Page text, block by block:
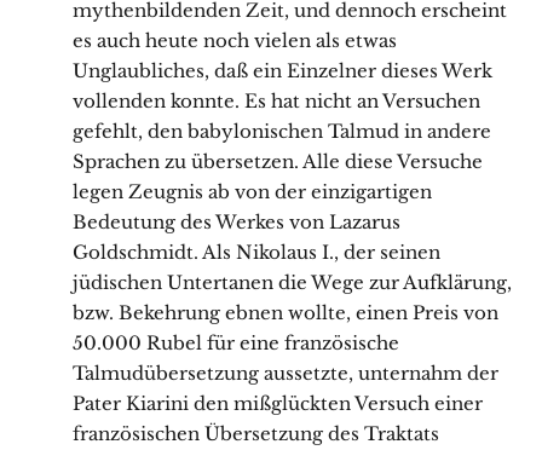
mythenbildenden Zeit, und dennoch erscheint
es auch heute noch vielen als etwas
Unglaubliches, daß ein Einzelner dieses Werk
vollenden konnte. Es hat nicht an Versuchen
gefehlt, den babylonischen Talmud in andere
Sprachen zu übersetzen. Alle diese Versuche
legen Zeugnis ab von der einzigartigen
Bedeutung des Werkes von Lazarus
Goldschmidt. Als Nikolaus I., der seinen
jüdischen Untertanen die Wege zur Aufklärung,
bzw. Bekehrung ebnen wollte, einen Preis von
50.000 Rubel für eine französische
Talmudübersetzung aussetzte, unternahm der
Pater Kiarini den mißglückten Versuch einer
französischen Übersetzung des Traktats